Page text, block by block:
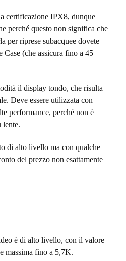
certificazione IPX8, dunque
perché questo non significa che
per riprese subacquee dovete
Case (che assicura fino a 45
il display tondo, che risulta
Deve essere utilizzata con
performance, perché non è
lente.
di alto livello ma con qualche
del prezzo non esattamente
è di alto livello, con il valore
massima fino a 5,7K.